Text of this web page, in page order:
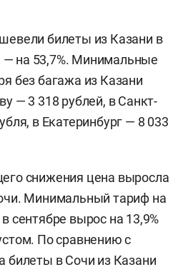
билеты из Казани в
на 53,7%. Минимальные
без багажа из Казани
— 3 318 рублей, в Санкт-
в Екатеринбург — 8 033
снижения цена выросла
Минимальный тариф на
сентябре вырос на 13,9%
По сравнению с
билеты в Сочи из Казани